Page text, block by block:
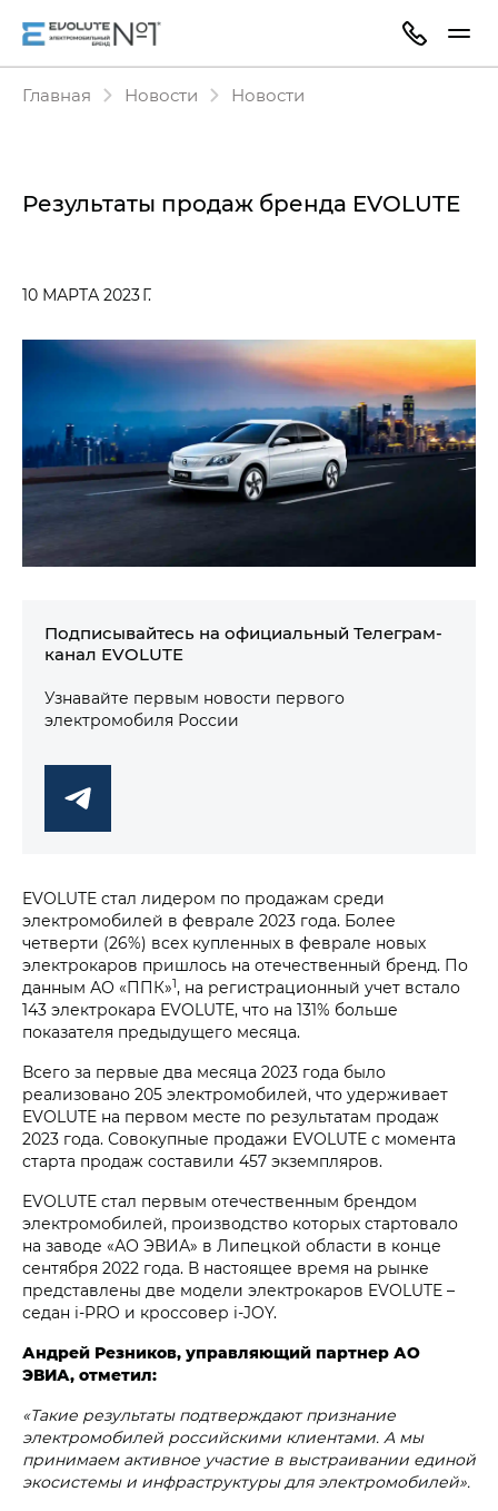
Главная Новости Новости
Результаты продаж бренда EVOLUTE
10 МАРТА 2023 Г.
Подписывайтесь на официальный Телеграм-
канал EVOLUTE
Узнавайте первым новости первого
электромобиля России
EVOLUTE стал лидером по продажам среди
электромобилей в феврале 2023 года. Более
четверти (26%) всех купленных в феврале новых
электрокаров пришлось на отечественный бренд. По
данным АО «ППК»1, на регистрационный учет встало
143 электрокара EVOLUTE, что на 131% больше
показателя предыдущего месяца.
Всего за первые два месяца 2023 года было
реализовано 205 электромобилей, что удерживает
EVOLUTE на первом месте по результатам продаж
2023 года. Совокупные продажи EVOLUTE с момента
старта продаж составили 457 экземпляров.
EVOLUTE стал первым отечественным брендом
электромобилей, производство которых стартовало
на заводе «АО ЭВИА» в Липецкой области в конце
сентября 2022 года. В настоящее время на рынке
представлены две модели электрокаров EVOLUTE –
седан i‑PRO и кроссовер i‑JOY.
Андрей Резников, управляющий партнер АО
ЭВИА, отметил:
«Такие результаты подтверждают признание
электромобилей российскими клиентами. А мы
принимаем активное участие в выстраивании единой
экосистемы и инфраструктуры для электромобилей».